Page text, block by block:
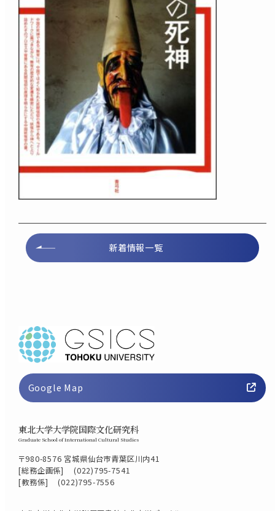
新着情報一覧
Google Map
東北大学大学院国際文化研究科
Graduate School of International Cultural Studies
〒980-8576 宮城県仙台市青葉区川内41
[総務企画係]
(022)795-7541
[教務係]
(022)795-7556